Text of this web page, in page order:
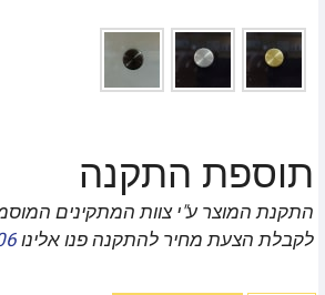
תוספת התקנה
התקנת המוצר ע"י צוות המתקינים
לקבלת הצעת מחיר להתקנה פנו אלינו